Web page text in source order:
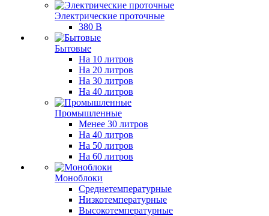
Электрические проточные
380 В
Бытовые
На 10 литров
На 20 литров
На 30 литров
На 40 литров
Промышленные
Менее 30 литров
На 40 литров
На 50 литров
На 60 литров
Моноблоки
Среднетемпературные
Низкотемпературные
Высокотемпературные